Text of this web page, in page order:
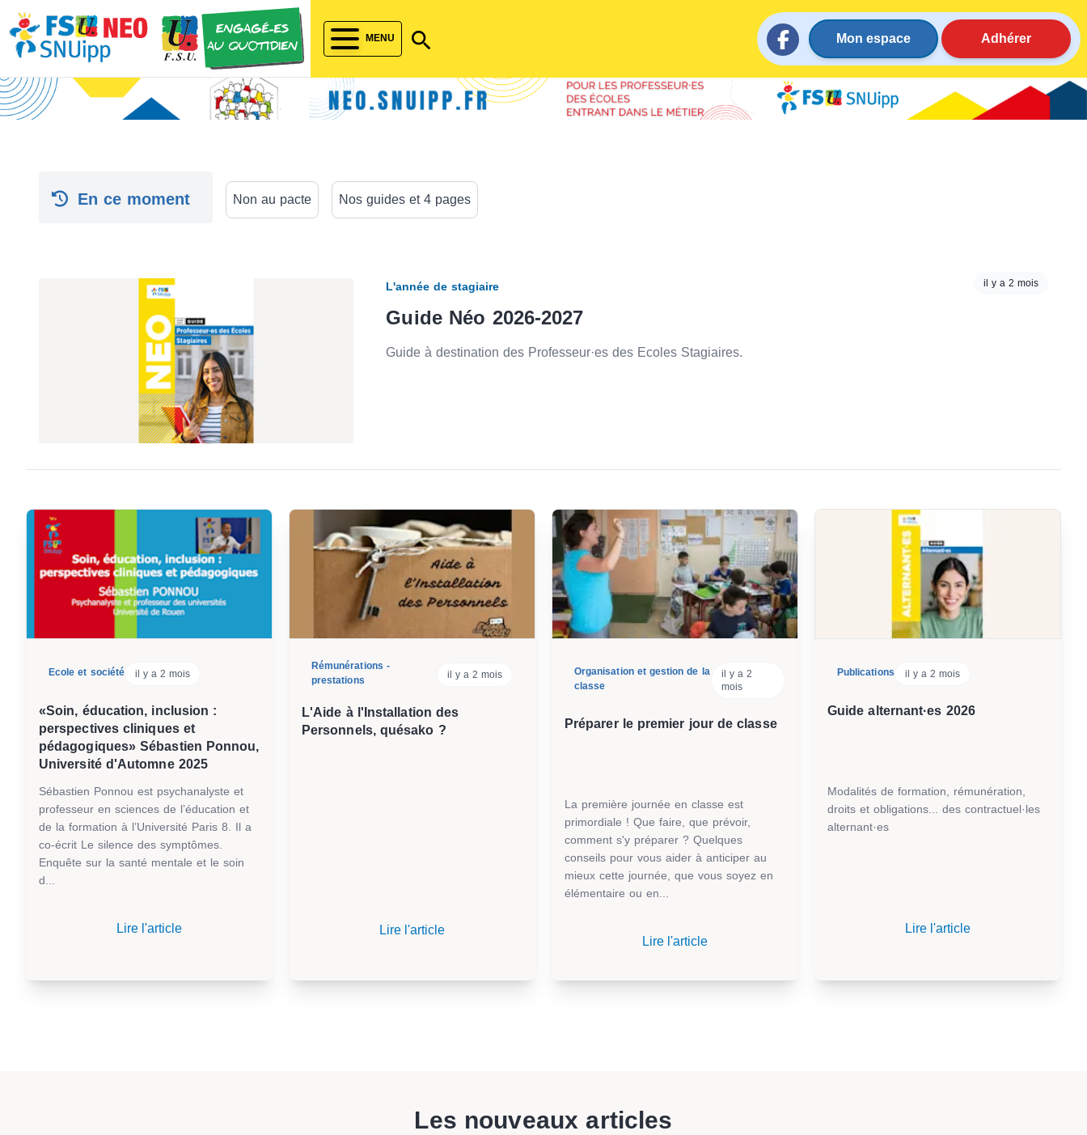
MENU search Mon espace Adhérer
En ce moment Non au pacte Nos guides et 4 pages
L'année de stagiaire il y a 2 mois
Guide Néo 2026-2027
Guide à destination des Professeur·es des Ecoles Stagiaires.
Ecole et société il y a 2 mois
«Soin, éducation, inclusion :
perspectives cliniques et
pédagogiques» Sébastien Ponnou,
Université d'Automne 2025
Sébastien Ponnou est psychanalyste et
professeur en sciences de l’éducation et
de la formation à l’Université Paris 8. Il a
co-écrit Le silence des symptômes.
Enquête sur la santé mentale et le soin
d...
Lire l'article
Rémunérations -
prestations
il y a 2 mois
L'Aide à l'Installation des
Personnels, quésako ?
Lire l'article
Organisation et gestion de la
classe
il y a 2
mois
Préparer le premier jour de classe
La première journée en classe est
primordiale ! Que faire, que prévoir,
comment s'y préparer ? Quelques
conseils pour vous aider à anticiper au
mieux cette journée, que vous soyez en
élémentaire ou en...
Lire l'article
Publications il y a 2 mois
Guide alternant·es 2026
Modalités de formation, rémunération,
droits et obligations... des contractuel·les
alternant·es
Lire l'article
Les nouveaux articles